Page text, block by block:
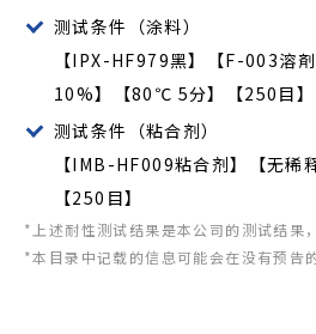
测试条件（涂料）
【IPX-HF979黑】【F-003溶
10%】【80℃ 5分】【250目】
测试条件（粘合剂）
【IMB-HF009粘合剂】【无稀
【250目】
*上述耐性测试结果是本公司的测试结果
*本目录中记载的信息可能会在没有预告